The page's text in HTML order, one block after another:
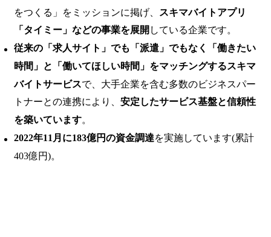
をつくる」をミッションに掲げ、
スキマバイトアプリ
「タイミー」などの事業を展開 している企業です。
従来の「求人サイト」でも「派遣」でもなく「働きたい
時間」と「働いてほしい時間」をマッチングするスキマ
バイトサービスで、大手企業を含む多数のビジネスパー
トナーとの連携により、 安定したサービス基盤と信頼性
を築いています。
2022年11月に183億円の資金調達を実施しています(累計
403億円)。